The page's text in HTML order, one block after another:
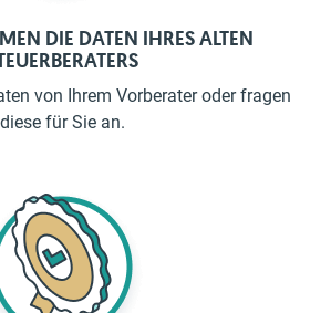
DIE DATEN IHRES ALTEN
von Ihrem Vorberater oder fragen
diese für Sie an.